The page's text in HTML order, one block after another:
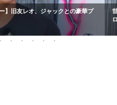
】旧友レオ、ジャックとの豪華プ